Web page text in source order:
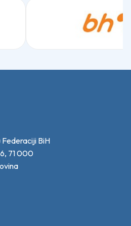
BiH
71 000